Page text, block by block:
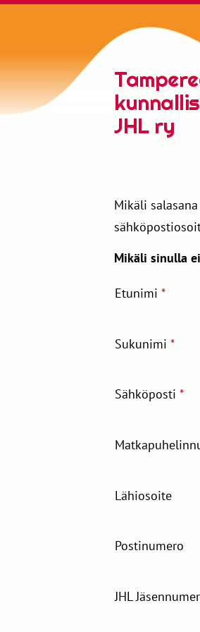
sisältöön
JHL ry
Mikäli
Mikäli sinulla
Etunimi *
Sukunimi *
Sähköposti *
Lähiosoite
Postinumero
JHL